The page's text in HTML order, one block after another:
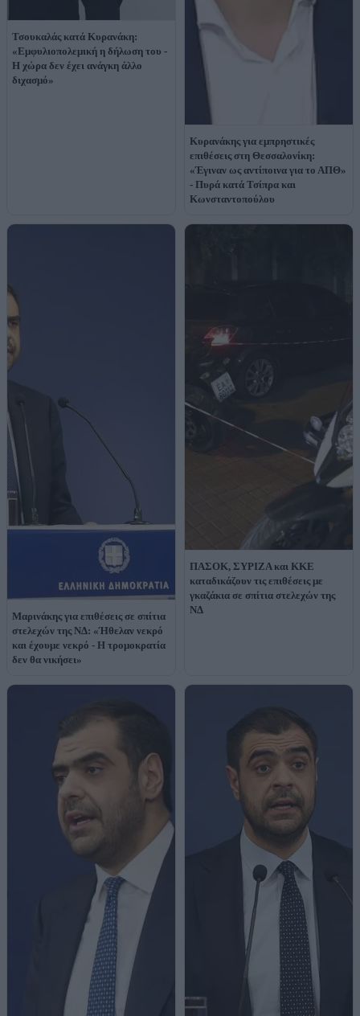
Τσουκαλάς κατά Κυρανάκη:
«Εμφυλιοπολεμική η δήλωση του -
Η χώρα δεν έχει ανάγκη άλλο
διχασμό»
Κυρανάκης για εμπρηστικές
επιθέσεις στη Θεσσαλονίκη:
«Έγιναν ως αντίποινα για το ΑΠΘ»
- Πυρά κατά Τσίπρα και
Κωνσταντοπούλου
Μαρινάκης για επιθέσεις σε σπίτια
στελεχών της ΝΔ: «Ήθελαν νεκρό
και έχουμε νεκρό - Η τρομοκρατία
δεν θα νικήσει»
ΠΑΣΟΚ, ΣΥΡΙΖΑ και ΚΚΕ
καταδικάζουν τις επιθέσεις με
γκαζάκια σε σπίτια στελεχών της
ΝΔ